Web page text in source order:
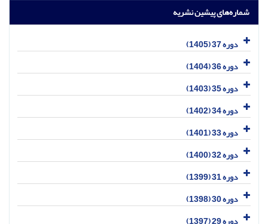
شماره‌های پیشین نشریه
دوره 37 (1405)
دوره 36 (1404)
دوره 35 (1403)
دوره 34 (1402)
دوره 33 (1401)
دوره 32 (1400)
دوره 31 (1399)
دوره 30 (1398)